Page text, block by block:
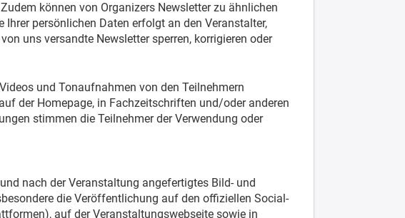
können von Organizers Newsletter zu ähnlichen
Ihrer persönlichen Daten erfolgt an den Veranstalter,
uns versandte Newsletter sperren, korrigieren oder
und Tonaufnahmen von den Teilnehmern
der Homepage, in Fachzeitschriften und/oder anderen
stimmen die Teilnehmer der Verwendung oder
nach der Veranstaltung angefertigtes Bild- und
die Veröffentlichung auf den offiziellen Social-
auf der Veranstaltungswebseite sowie in